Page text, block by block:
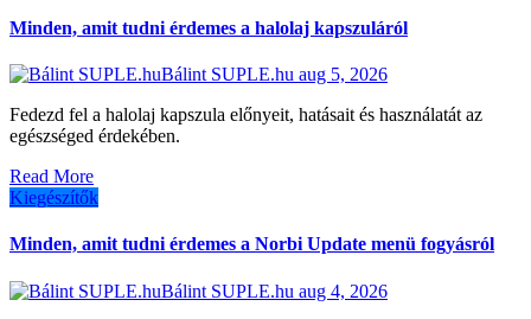
Minden, amit tudni érdemes a halolaj kapszuláról
Bálint SUPLE.hu aug 5, 2026
Fedezd fel a halolaj kapszula előnyeit, hatásait és használatát az
egészséged érdekében.
Read More
Kiegészítők
Minden, amit tudni érdemes a Norbi Update menü fogyásról
Bálint SUPLE.hu aug 4, 2026